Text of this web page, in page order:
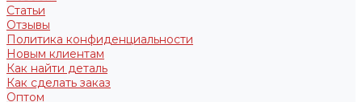
Статьи
Отзывы
Политика конфиденциальности
Новым клиентам
Как найти деталь
Как сделать заказ
Оптом